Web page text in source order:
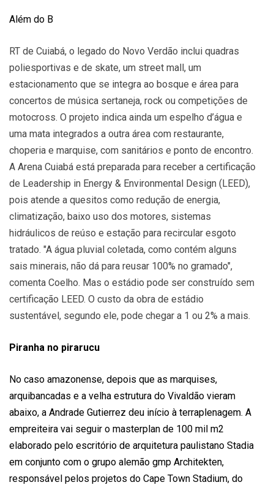
Além do B
RT de Cuiabá, o legado do Novo Verdão inclui quadras
poliesportivas e de skate, um street mall, um
estacionamento que se integra ao bosque e área para
concertos de música sertaneja, rock ou competições de
motocross. O projeto indica ainda um espelho d’água e
uma mata integrados a outra área com restaurante,
choperia e marquise, com sanitários e ponto de encontro.
A Arena Cuiabá está preparada para receber a certificação
de Leadership in Energy & Environmental Design (LEED),
pois atende a quesitos como redução de energia,
climatização, baixo uso dos motores, sistemas
hidráulicos de reúso e estação para recircular esgoto
tratado. "A água pluvial coletada, como contém alguns
sais minerais, não dá para reusar 100% no gramado",
comenta Coelho. Mas o estádio pode ser construído sem
certificação LEED. O custo da obra de estádio
sustentável, segundo ele, pode chegar a 1 ou 2% a mais.
Piranha no pirarucu
No caso amazonense, depois que as marquises,
arquibancadas e a velha estrutura do Vivaldão vieram
abaixo, a Andrade Gutierrez deu início à terraplenagem. A
empreiteira vai seguir o masterplan de 100 mil m2
elaborado pelo escritório de arquitetura paulistano Stadia
em conjunto com o grupo alemão gmp Architekten,
responsável pelos projetos do Cape Town Stadium, do